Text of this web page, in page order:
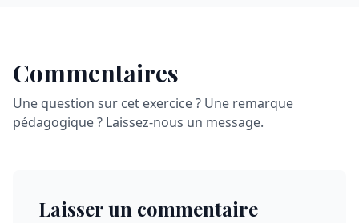
Commentaires
Une question sur cet exercice ? Une remarque
pédagogique ? Laissez-nous un message.
Laisser un commentaire